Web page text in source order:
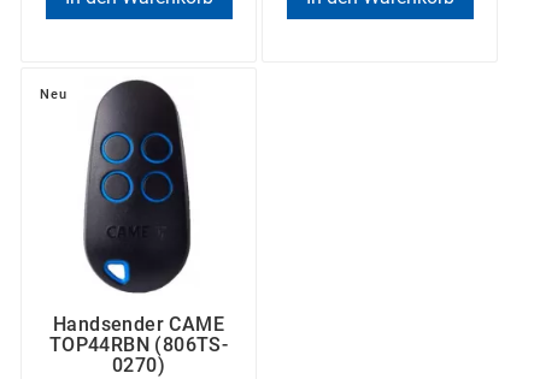
Neu
Handsender CAME
TOP44RBN (806TS-
0270)